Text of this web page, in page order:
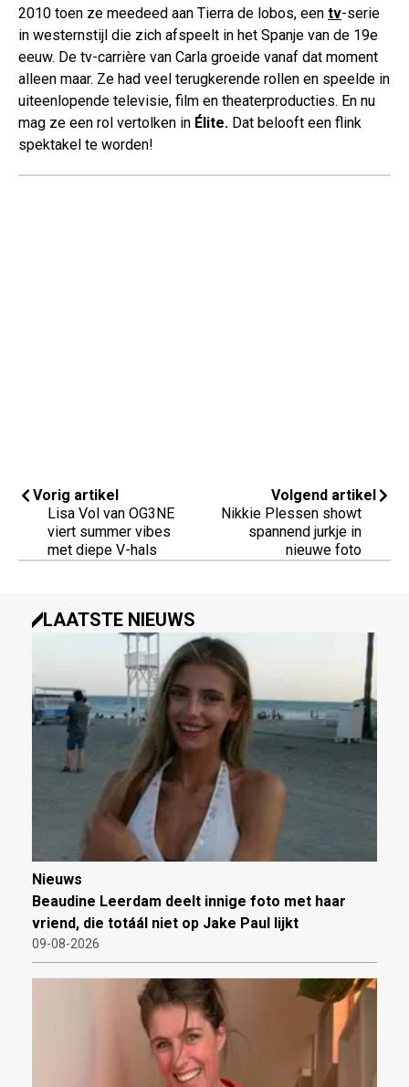
2010 toen ze meedeed aan Tierra de lobos, een tv-serie
in westernstijl die zich afspeelt in het Spanje van de 19e
eeuw. De tv-carrière van Carla groeide vanaf dat moment
alleen maar. Ze had veel terugkerende rollen en speelde in
uiteenlopende televisie, film en theaterproducties. En nu
mag ze een rol vertolken in Élite. Dat belooft een flink
spektakel te worden!
Vorig artikel
Lisa Vol van OG3NE
viert summer vibes
met diepe V-hals
Volgend artikel
Nikkie Plessen showt
spannend jurkje in
nieuwe foto
LAATSTE NIEUWS
Nieuws
Beaudine Leerdam deelt innige foto met haar
vriend, die totáál niet op Jake Paul lijkt
09-08-2026